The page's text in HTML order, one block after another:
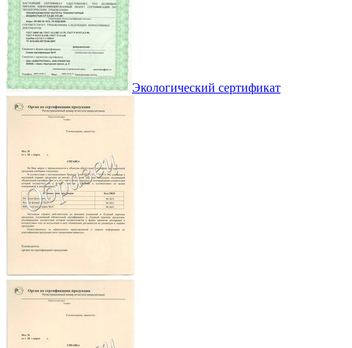
Экологический сертификат